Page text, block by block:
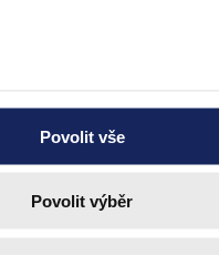
Povolit vše
Povolit výběr